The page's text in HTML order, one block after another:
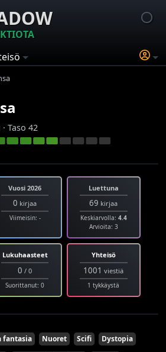
Taso 42
Vuosi 2026
0 kirjaa
Viimeisin: -
Luettuna
69 kirjaa
Keskiarvolla: 4.4
Arvioita: 3
Lukuhaasteet
0 / 0
Suorittanut: 0
Yhteisö
1001 viestiä
1 tykkäystä
fantasia Nuoret Scifi
Dystopia